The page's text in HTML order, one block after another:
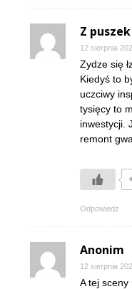
Z
12 sierpnia
Zydze się
Kiedyś to
uczciwy
tysięcy to
inwestycji.
remont
Odpowiedz
Anonim
12 sierpnia
A tej